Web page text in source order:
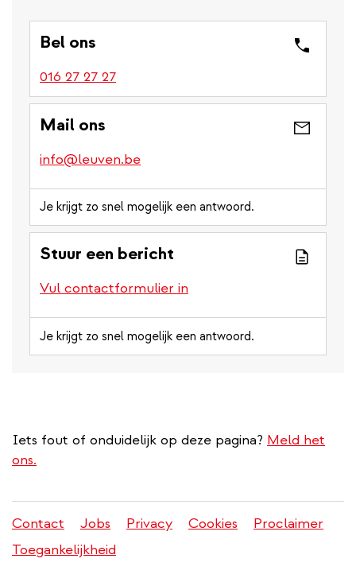
Bel ons
016 27 27 27
Mail ons
info@leuven.be
Je krijgt zo snel mogelijk een antwoord.
Stuur een bericht
Vul contactformulier in
Je krijgt zo snel mogelijk een antwoord.
Iets fout of onduidelijk op deze pagina? Meld het
ons.
Juridisch
menu
Contact Jobs Privacy Cookies
Proclaimer
Toegankelijkheid